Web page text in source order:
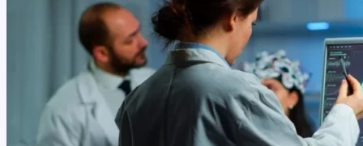
цей
метод
контрацепції